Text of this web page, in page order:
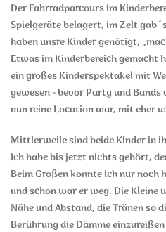
Der Fahrradparcours im
Spielgeräte belagert, im Zelt
haben unsre Kinder genötigt,
Etwas im Kinderbereich gemacht
ein großes Kinderspektakel mit
gewesen - bevor Party und Bands
nun reine Location war, mit eher
Mittlerweile sind beide Kinder in
Ich habe bis jetzt nichts gehört,
Beim Großen konnte ich nur noch
und schon war er weg. Die Kleine
Nähe und Abstand, die Tränen so
Berührung die Dämme